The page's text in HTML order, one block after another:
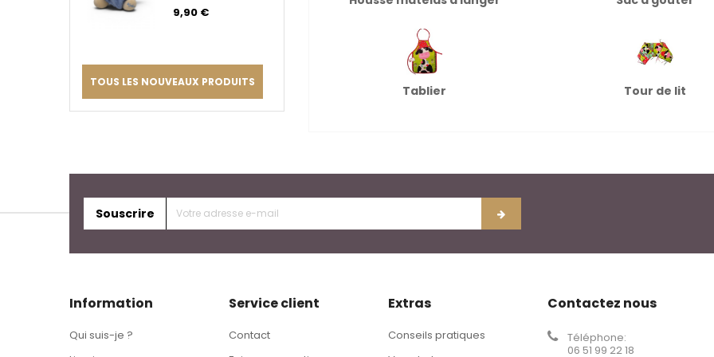
bleu
9,90 €
TOUS LES NOUVEAUX PRODUITS
Tablier Tour de lit
Souscrire
Information
Qui suis-je ?
Service client
Contact
Extras
Conseils pratiques
Contactez nous
Téléphone:
06 51 99 22 18